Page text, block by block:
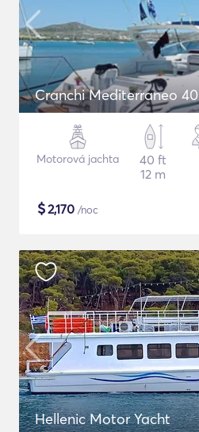
Cranchi Mediterraneo 40
Motorová jachta
40 ft
12 m
$2,170 /noc
Hellenic Motor Yacht